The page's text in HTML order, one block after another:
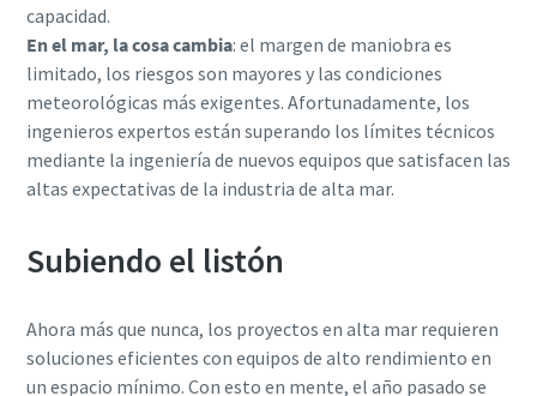
capacidad.
En el mar, la cosa cambia: el margen de maniobra es
limitado, los riesgos son mayores y las condiciones
meteorológicas más exigentes. Afortunadamente, los
ingenieros expertos están superando los límites técnicos
mediante la ingeniería de nuevos equipos que satisfacen las
altas expectativas de la industria de alta mar.
Subiendo el listón
Ahora más que nunca, los proyectos en alta mar requieren
soluciones eficientes con equipos de alto rendimiento en
un espacio mínimo. Con esto en mente, el año pasado se